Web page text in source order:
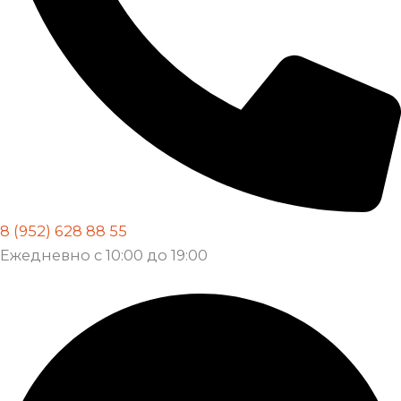
8 (952) 628 88 55
Ежедневно с 10:00 до 19:00